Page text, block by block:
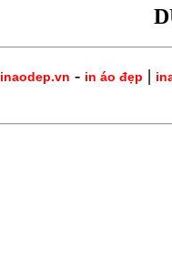
inaodep.vn - in áo đẹp |